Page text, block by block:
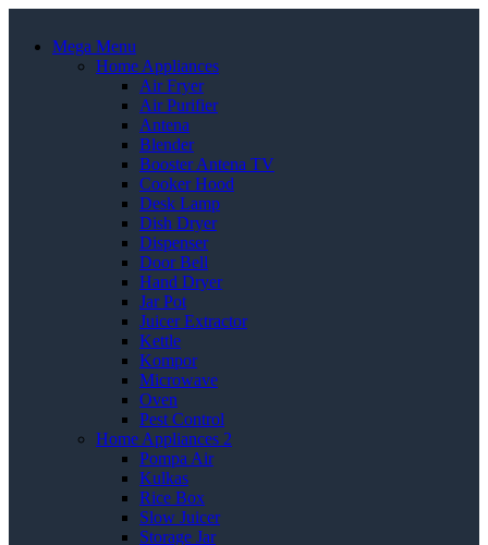
Mega Menu
Home Appliances
Air Fryer
Air Purifier
Antena
Blender
Booster Antena TV
Cooker Hood
Desk Lamp
Dish Dryer
Dispenser
Door Bell
Hand Dryer
Jar Pot
Juicer Extractor
Kettle
Kompor
Microwave
Oven
Pest Control
Home Appliances 2
Pompa Air
Kulkas
Rice Box
Slow Juicer
Storage Jar